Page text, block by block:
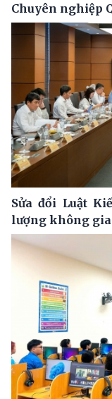
Chuyên nghiệp
Sửa đổi Luật
lượng không